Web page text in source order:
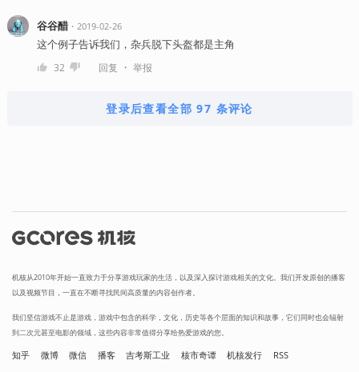
谷谷醋・ 2019-02-26
这个例子告诉我们，杂兵脱下头盔都是主角
32 回复 ・ 举报
登录后查看全部 97 条评论
机核从2010年开始一直致力于分享游戏玩家的生活，以及深入探讨游戏相关的文化。我们开发原创的播客
以及视频节目，一直在不断寻找民间高质量的内容创作者。
我们坚信游戏不止是游戏，游戏中包含的科学，文化，历史等各个层面的知识和故事，它们同时也会辐射
到二次元甚至电影的领域，这些内容非常值得分享给热爱游戏的您。
知乎 微博 微信 播客 吉考斯工业 核市奇谭 机核发行 RSS